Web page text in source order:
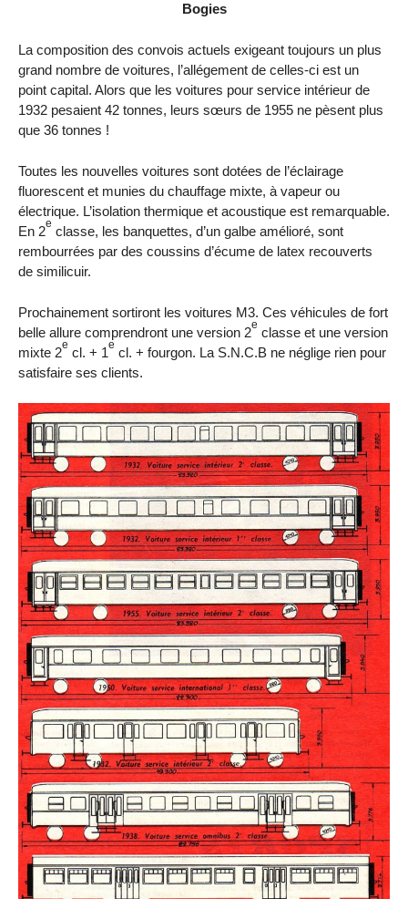
Bogies
La composition des convois actuels exigeant toujours un plus
grand nombre de voitures, l’allégement de celles-ci est un
point capital. Alors que les voitures pour service intérieur de
1932 pesaient 42 tonnes, leurs sœurs de 1955 ne pèsent plus
que 36 tonnes !
Toutes les nouvelles voitures sont dotées de l’éclairage
fluorescent et munies du chauffage mixte, à vapeur ou
électrique. L’isolation thermique et acoustique est remarquable.
En 2e classe, les banquettes, d’un galbe amélioré, sont
rembourrées par des coussins d’écume de latex recouverts
de similicuir.
Prochainement sortiront les voitures M3. Ces véhicules de fort
belle allure comprendront une version 2e classe et une version
mixte 2e cl. + 1e cl. + fourgon. La S.N.C.B ne néglige rien pour
satisfaire ses clients.